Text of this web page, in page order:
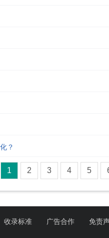
？
1 2 3 4 5
收录标准 广告合作 免责